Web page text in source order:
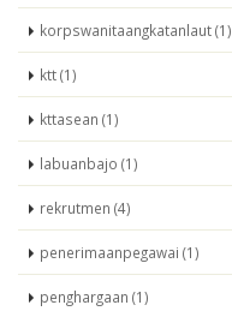
korpswanitaangkatanlaut (1)
ktt (1)
kttasean (1)
labuanbajo (1)
rekrutmen (4)
penerimaanpegawai (1)
penghargaan (1)